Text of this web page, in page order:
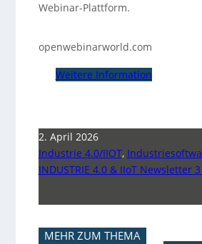
Webinar-Plattform.
openwebinarworld.com
Weitere Information
2. April 2026
Industrie 4.0/IIOT,
INDUSTRIE 4.0 & IIoT Newsletter
MEHR ZUM THEMA